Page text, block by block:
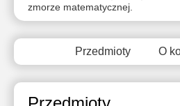
zmorze matematycznej.
Przedmioty O
Brak
dostępnych
Brak
dostępnych
terminów
Brak
dostępnych
terminów